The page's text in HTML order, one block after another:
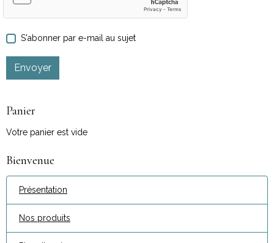
S'abonner par e-mail au sujet
Envoyer
Panier
Votre panier est vide
Bienvenue
Présentation
Nos produits